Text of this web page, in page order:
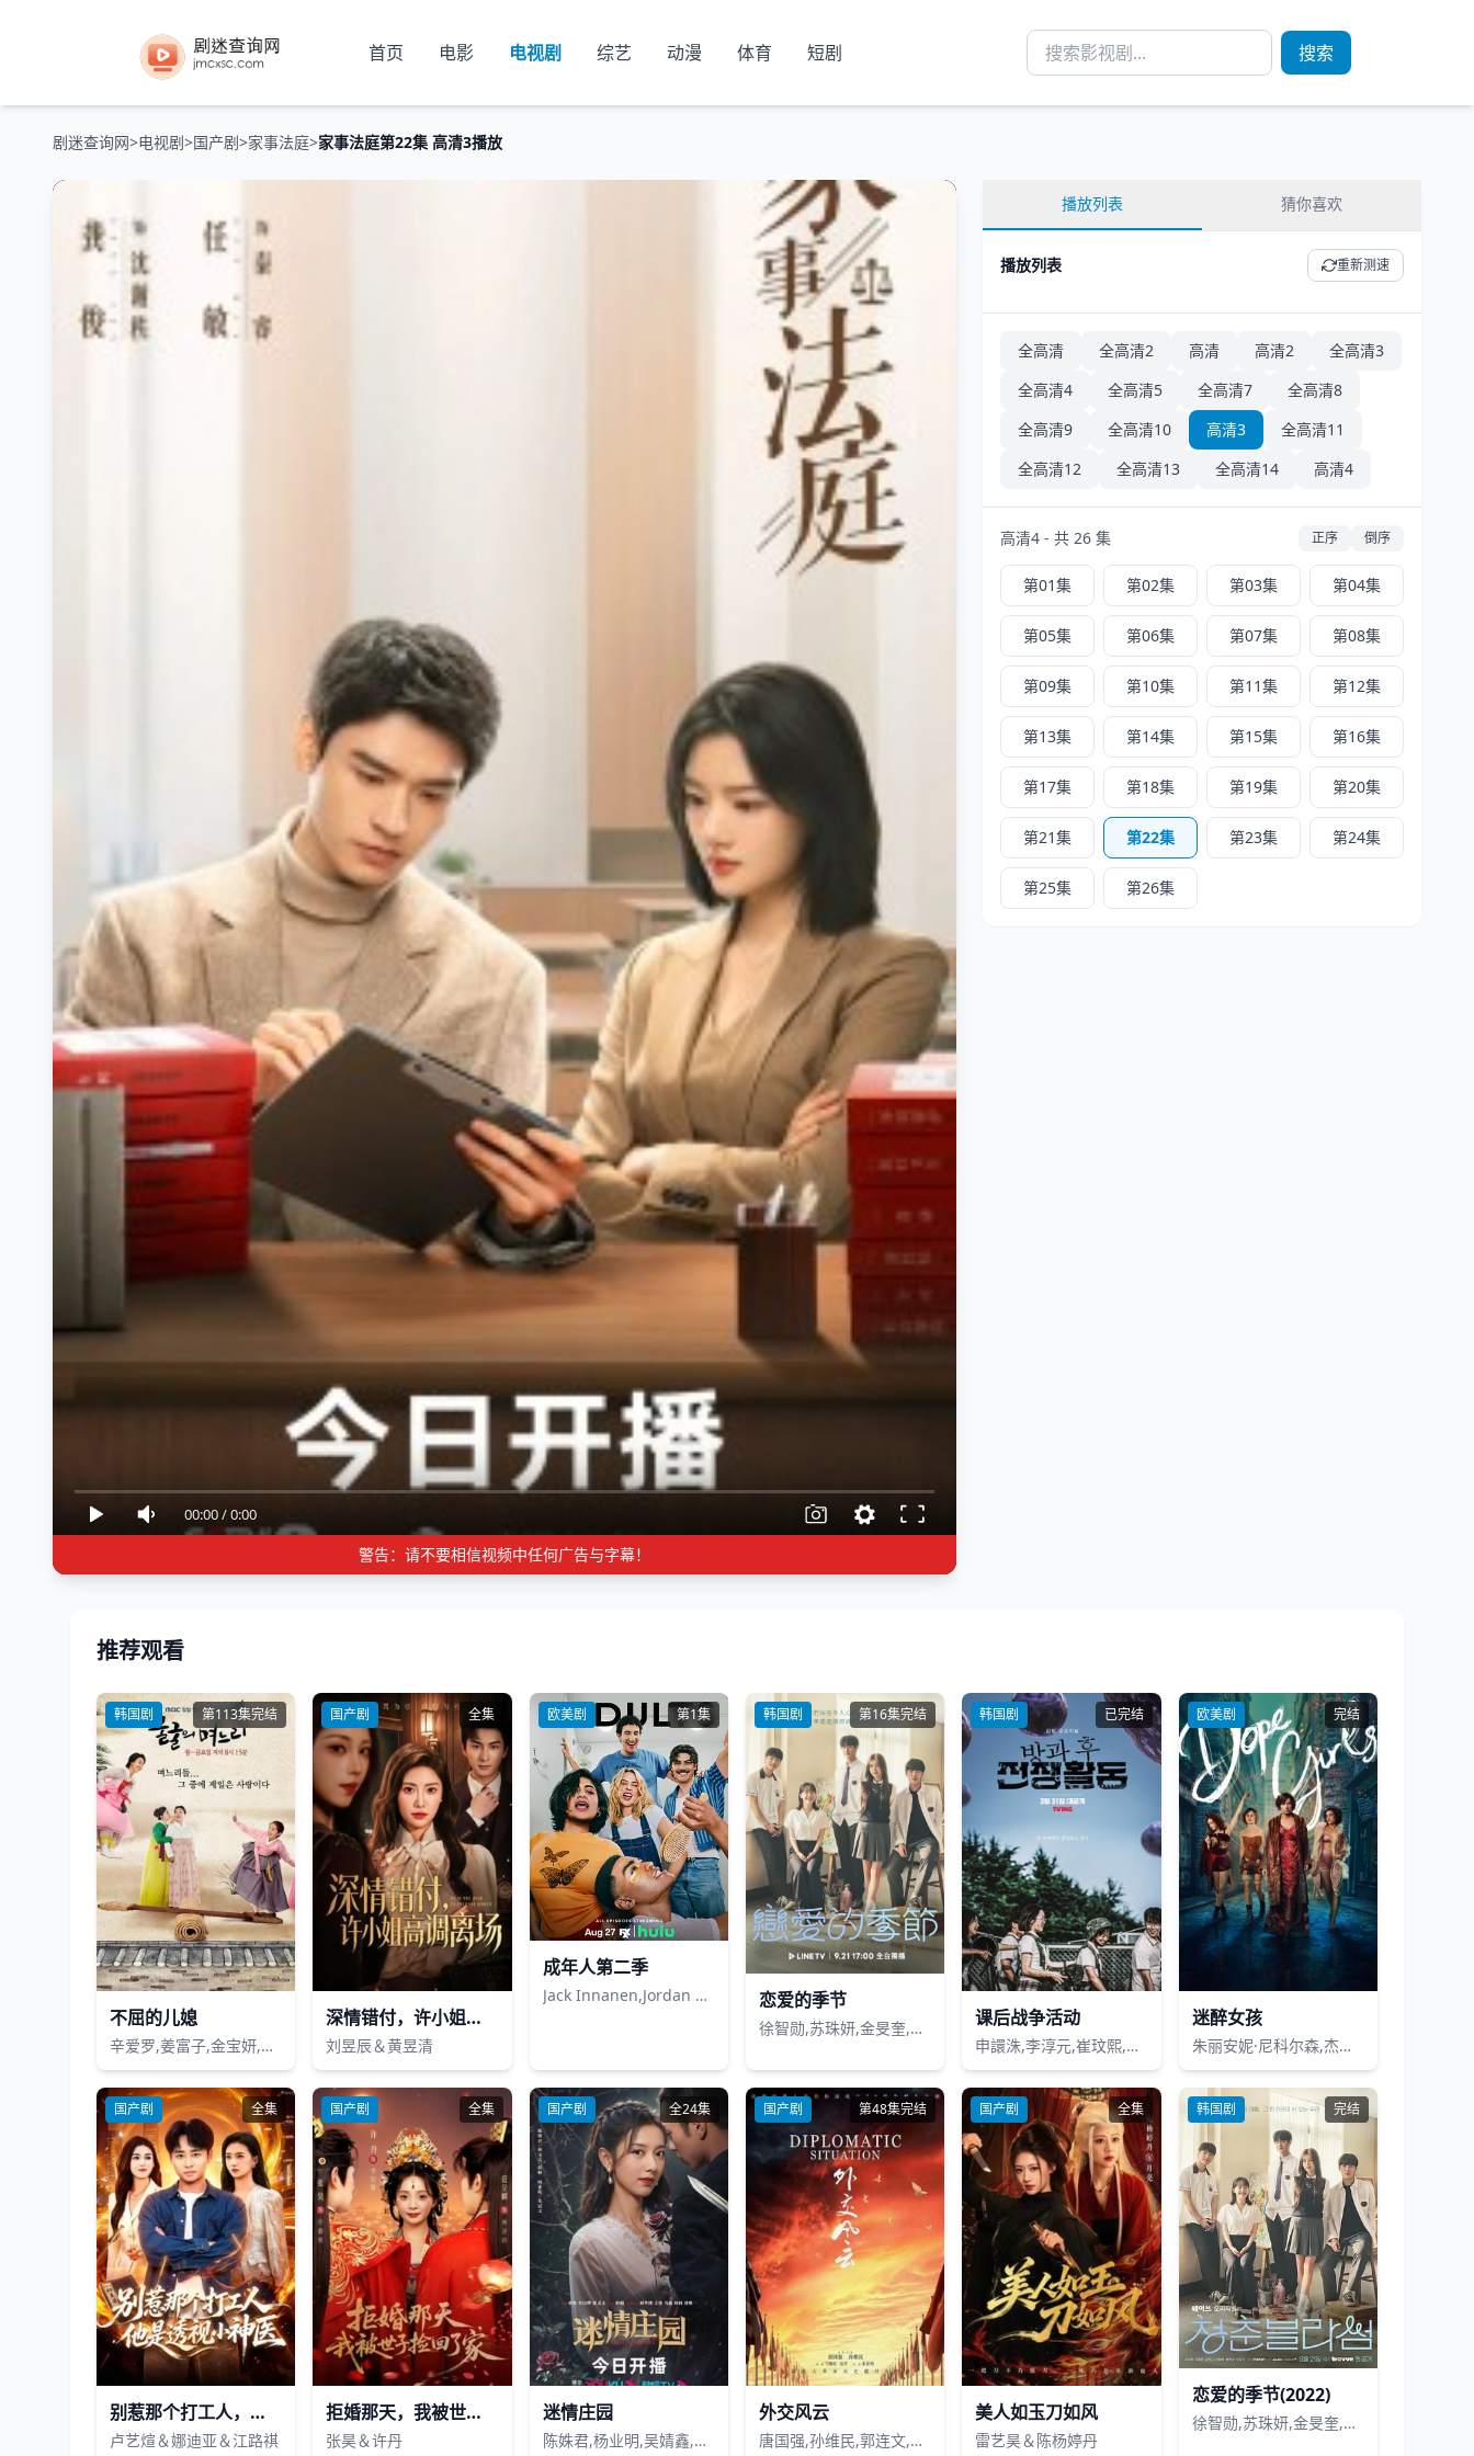
首页 电影 电视剧 综艺 动漫 体育 短剧 搜索
剧迷查询网>电视剧>国产剧>家事法庭>家事法庭第22集 高清3播放
00:00/0:00
警告：请不要相信视频中任何广告与字幕！
播放列表 猜你喜欢
播放列表 重新测速
全高清 全高清2 高清 高清2
全高清3
全高清4
全高清5 全高清7
全高清8
全高清9
全高清10 高清3
全高清11
全高清12
全高清13 全高清14 高清4
高清4 - 共 26 集 正序 倒序
第01集 第02集 第03集 第04集
第05集 第06集 第07集 第08集
第09集 第10集 第11集 第12集
第13集 第14集 第15集 第16集
第17集 第18集 第19集 第20集
第21集 第22集 第23集 第24集
第25集 第26集
推荐观看
韩国剧 第113集完结
不屈的儿媳
辛爱罗,姜富子,金宝妍,林艺珍,朴允载
国产剧 全集
深情错付，许小姐高调离场
刘昱辰＆黄昱清
欧美剧 第1集
成年人第二季
Jack Innanen,Jordan Kronis,Cam Healy
韩国剧 第16集完结
恋爱的季节
徐智勋,苏珠妍,金旻奎,姜惠元,尹贤秀,吴裕珍
韩国剧 已完结
课后战争活动
申譞洙,李淳元,崔玟熙,袁民奎,李妍,金秀谦,文相敏
欧美剧 完结
迷醉女孩
朱丽安妮·尼科尔森,杰拉丁妮·詹姆斯,伊莱扎·斯坎伦,塞巴斯蒂安·克罗夫特,罗里·弗莱克-拜恩,达斯汀·德姆瑞·伯恩斯,普里亚·坎萨拉,Will Keen,纳巴汉·里兹旺,菲奥娜·巴顿,Harry Cadby,伊恩 博纳,劳拉·切克利,乌米·迈尔斯,海伦·费舍尔,Jordan Kouamé,埃本·菲格雷多,Michael Duke
国产剧 全集
别惹那个打工人，他是透视小神医
卢艺煊＆娜迪亚＆江路祺
国产剧 全集
拒婚那天，我被世子捡回了家
张昊＆许丹
国产剧 全24集
迷情庄园
陈姝君,杨业明,吴婧鑫,赵彦乔
国产剧 第48集完结
外交风云
唐国强,孙维民,郭连文,王伍福,卢奇,董勇,谷伟,罗蓬,陈姗姗,黄薇,王智慧,杨童舒,司晓红,马晓伟,王辉,文馨,张再新,张页石,于洋,侯祥玲,周建鹏,郑锡龙,王卓,王之民,王荧欣,傅大勇,王雅捷,黑妹,黄冲,严晓频,刘恺威,徐百慧,杨奇鸣,赵秦,刘梦珂,宋禹,张琳,标马,王铂清,吴佟,肖艺,鞠红宇,于俭,黄继鹏,齐纪深,赵燕国彰,文森特·马蒂尔,柯国庆,高岛真一
国产剧 全集
美人如玉刀如风
雷艺昊＆陈杨婷丹
韩国剧 完结
恋爱的季节(2022)
徐智勋,苏珠妍,金旻奎,姜惠元,尹贤秀,吴裕珍